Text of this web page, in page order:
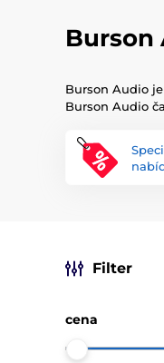
Burson
Burson Audio
Burson Audio
Filter
cena